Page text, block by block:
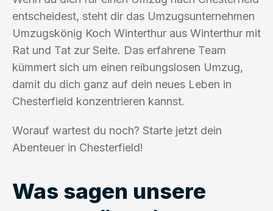
entscheidest, steht dir das Umzugsunternehmen
Umzugskönig Koch Winterthur aus Winterthur mit
Rat und Tat zur Seite. Das erfahrene Team
kümmert sich um einen reibungslosen Umzug,
damit du dich ganz auf dein neues Leben in
Chesterfield konzentrieren kannst.
Worauf wartest du noch? Starte jetzt dein
Abenteuer in Chesterfield!
Was sagen unsere